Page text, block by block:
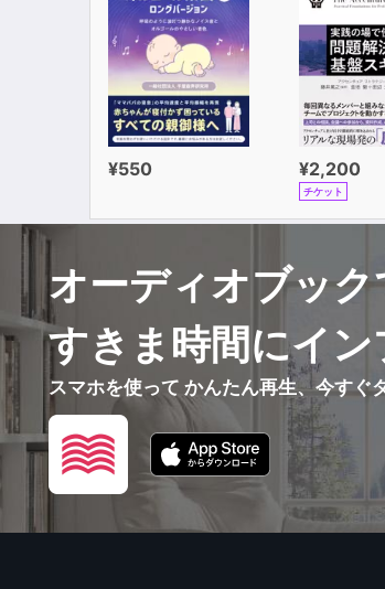
¥550 ¥2,200
チケット
オーディオブック
すきま時間にイン
スマホを使って かんたん再生、今すぐ